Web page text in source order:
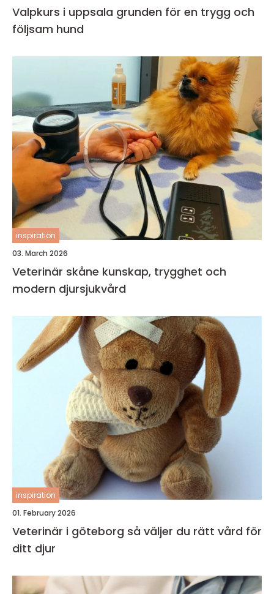
Valpkurs i uppsala grunden för en trygg och
följsam hund
inspiration
03. March 2026
Veterinär skåne kunskap, trygghet och
modern djursjukvård
inspiration
01. February 2026
Veterinär i göteborg så väljer du rätt vård för
ditt djur